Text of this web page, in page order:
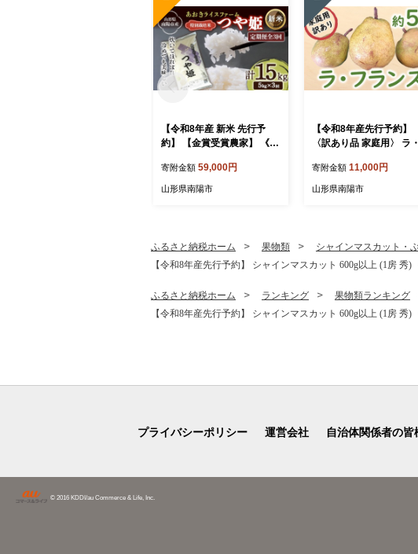
【令和8年産 新米 先行予
約】 【金賞受賞農家】 《定
姫 5kg×3か月 《令和8年9月
下旬～発送》 『あおきライ
寄附金額 59,000円
山形県南陽市
【令和8年産先行予約】
〈訳あり品 家庭用〉 ラ
《令和8年11月中旬～発
送》 『カネタ髙橋青果』
寄附金額 11,000円
山形県南陽市
ふるさと納税ホーム 果物類
シャインマスカット・
【令和8年産先行予約】 シャインマスカット 600g以上 (1房
ふるさと納税ホーム ランキング 果物類ランキング
【令和8年産先行予約】 シャインマスカット 600g以上 (1房
プライバシーポリシー 運営会社 自治体関係者の皆
© 2016 KDDI/au Commerce & Life, Inc.